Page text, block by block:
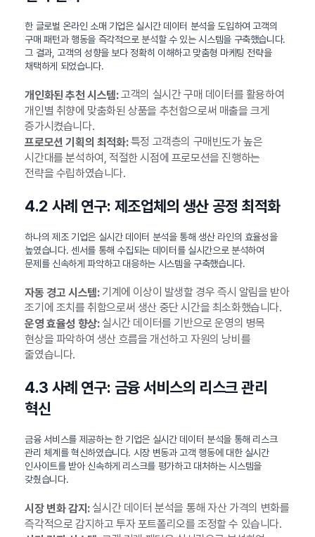
한 글로벌 온라인 소매 기업은 실시간 데이터 분석을 도입하여 고객의
구매 패턴과 행동을 즉각적으로 분석할 수 있는 시스템을 구축했습니다.
그 결과, 고객의 성향을 보다 정확히 이해하고 맞춤형 마케팅 전략을
채택하게 되었습니다.
개인화된 추천 시스템:고객의 실시간 구매 데이터를 활용하여
개인별 취향에 맞춤화된 상품을 추천함으로써 매출을 크게
증가시켰습니다.
프로모션 기획의 최적화:특정 고객층의 구매빈도가 높은
시간대를 분석하여, 적절한 시점에 프로모션을 진행하는
전략을 수립하였습니다.
4.2 사례 연구: 제조업체의 생산 공정 최적화
하나의 제조 기업은 실시간 데이터 분석을 통해 생산 라인의 효율성을
높였습니다. 센서를 통해 수집되는 데이터를 실시간으로 분석하여
문제를 신속하게 파악하고 대응하는 시스템을 구축했습니다.
자동 경고 시스템:기계에 이상이 발생할 경우 즉시 알림을 받아
조기에 조치를 취함으로써 생산 중단 시간을 최소화했습니다.
운영 효율성 향상:실시간 데이터를 기반으로 운영의 병목
현상을 파악하여 생산 흐름을 개선하고 자원의 낭비를
줄였습니다.
4.3 사례 연구: 금융 서비스의 리스크 관리
혁신
금융 서비스를 제공하는 한 기업은 실시간 데이터 분석을 통해 리스크
관리 체계를 혁신하였습니다. 시장 변동과 고객 행동에 대한 실시간
인사이트를 받아 신속하게 리스크를 평가하고 대처하는 시스템을
갖췄습니다.
시장 변화 감지:실시간 데이터 분석을 통해 자산 가격의 변화를
즉각적으로 감지하고 투자 포트폴리오를 조정할 수 있습니다.